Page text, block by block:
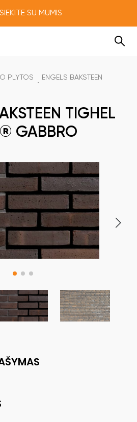
SU MUMIS
PLYTOS
ENGELS BAKSTEEN
TIGHEL
GABBRO